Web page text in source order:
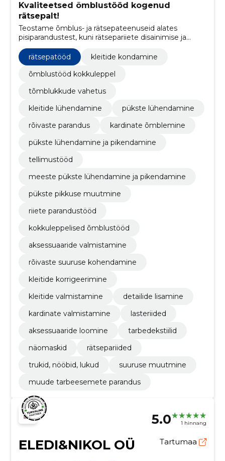
Kvaliteetsed õmblustööd kogenud
rätsepalt!
Teostame õmblus- ja rätsepateenuseid alates
pisiparandustest, kuni rätsepariiete disainimise ja
valmistamiseni. Valmistame õmblustööna erinevaid
aksessuaare.
rätsepatööd
kleitide kondamine
õmblustööd kokkuleppel
tõmblukkude vahetus
kleitide lühendamine
pükste lühendamine
rõivaste parandus
kardinate õmblemine
pükste lühendamine ja pikendamine
tellimustööd
meeste pükste lühendamine ja pikendamine
pükste pikkuse muutmine
riiete parandustööd
kokkuleppelised õmblustööd
aksessuaaride valmistamine
rõivaste suuruse kohendamine
kleitide korrigeerimine
kleitide valmistamine
detailide lisamine
kardinate valmistamine
lasteriided
aksessuaaride loomine
tarbedekstiilid
näomaskid
rätsepariided
trukid, nööbid, lukud
suuruse muutmine
muude tarbeesemete parandus
5.0 1 hinnang
ELEDI&NIKOL OÜ Tartumaa